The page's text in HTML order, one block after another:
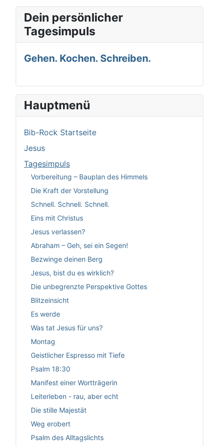
Dein persönlicher
Tagesimpuls
Gehen. Kochen. Schreiben.
Hauptmenü
Bib-Rock Startseite
Jesus
Tagesimpuls
Vorbereitung – Bauplan des Himmels
Die Kraft der Vorstellung
Schnell. Schnell. Schnell.
Eins mit Christus
Jesus verlassen?
Abraham – Geh, sei ein Segen!
Bezwinge deinen Berg
Jesus, bist du es wirklich?
Die unbegrenzte Perspektive Gottes
Blitzeinsicht
Es werde
Was tat Jesus für uns?
Montag
Geistlicher Espresso mit Tiefe
Psalm 18:30
Manifest einer Wortträgerin
Leiterleben - rau, aber echt
Die stille Majestät
Weg erobert
Psalm des Alltagslichts